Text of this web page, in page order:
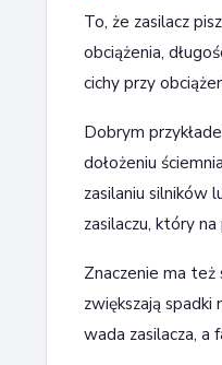
To, że zasilacz
obciążenia,
cichy przy
Dobrym
dołożeniu
zasilaniu silników
zasilaczu, który
Znaczenie ma też
zwiększają
wada zasilacza, a